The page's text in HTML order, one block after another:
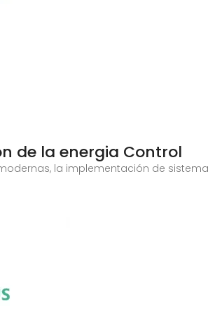
de la energia Control
la implementación de